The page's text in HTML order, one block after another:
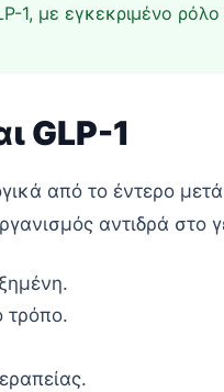
1, με εγκεκριμένο
GLP-1
από το έντερο
αντιδρά στο
τρόπο.